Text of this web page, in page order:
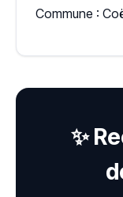
Commune :
✨